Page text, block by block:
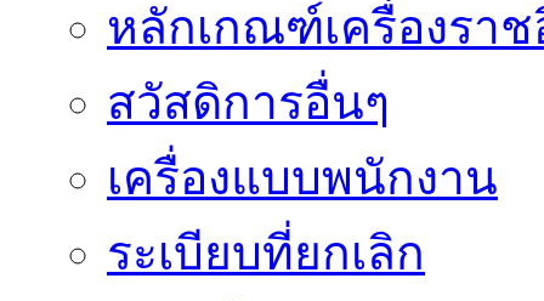
หลักเกณฑ์เครื่องรา
สวัสดิการอื่นๆ
เครื่องแบบพนักงาน
ระเบียบที่ยกเลิก